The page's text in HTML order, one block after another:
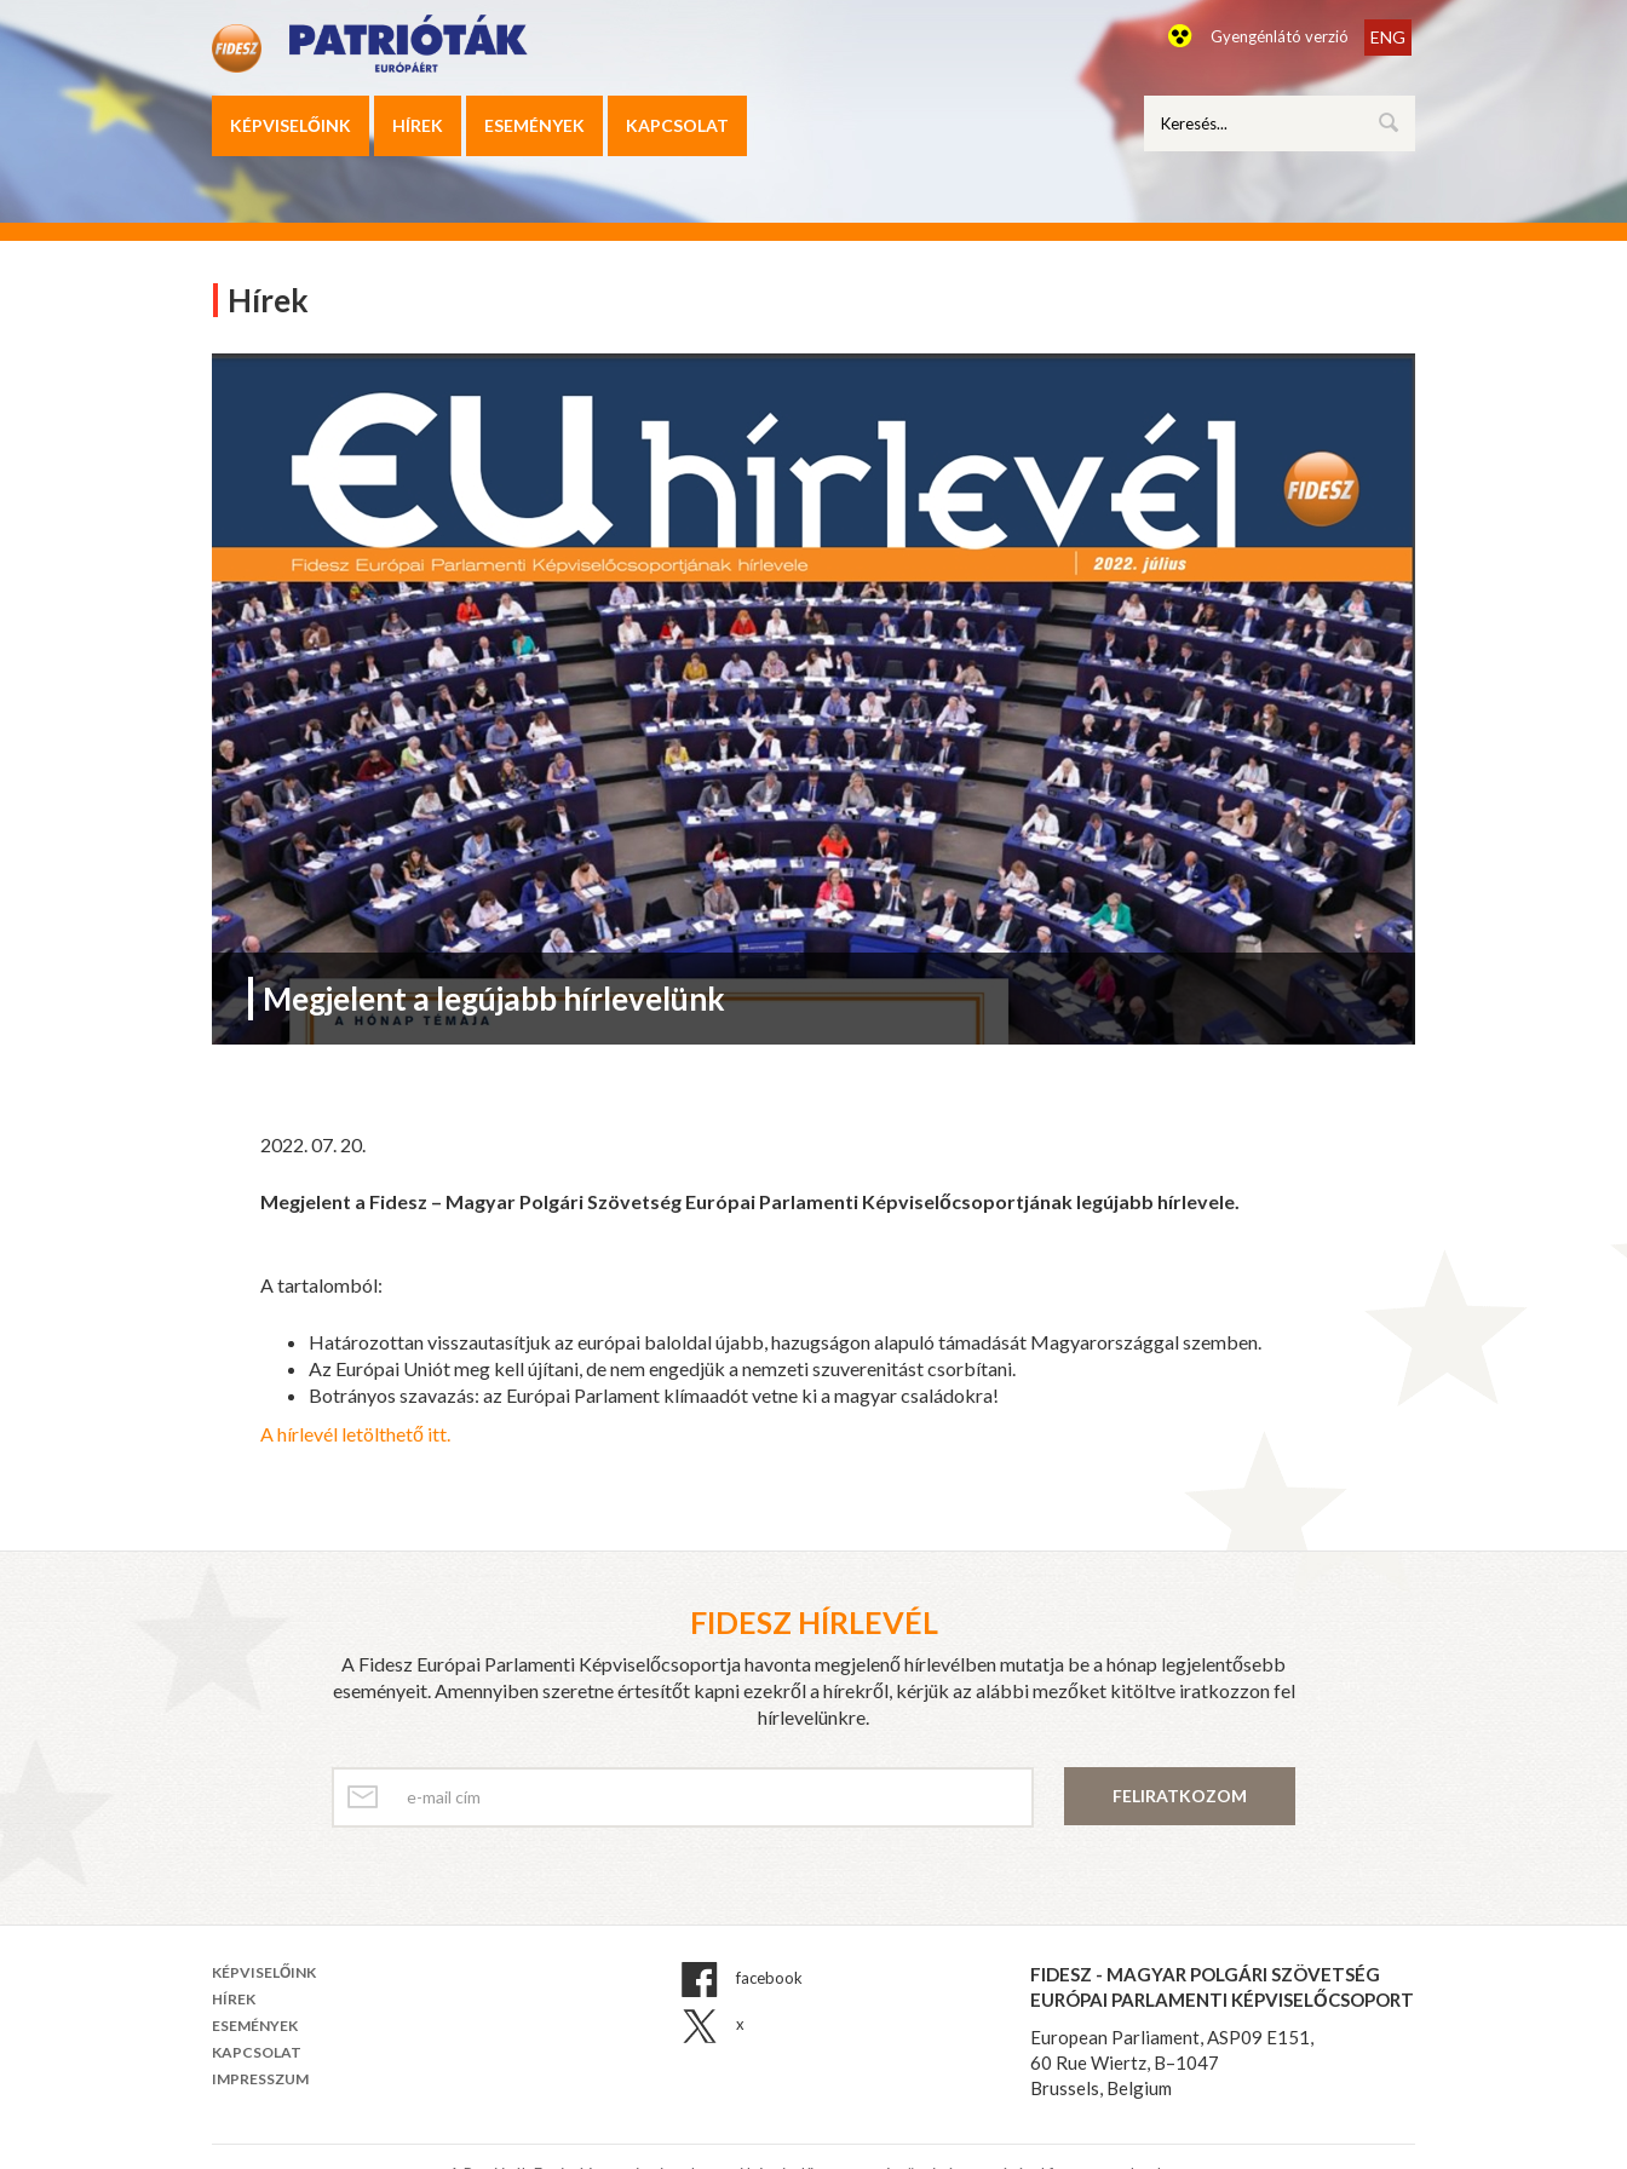
Gyengénlátó verzió ENG
KÉPVISELŐINK HÍREK ESEMÉNYEK KAPCSOLAT
Hírek
Megjelent a legújabb hírlevelünk
2022. 07. 20.
Megjelent a Fidesz – Magyar Polgári Szövetség Európai Parlamenti Képviselőcsoportjának legújabb hírlevele.
A tartalomból:
Határozottan visszautasítjuk az európai baloldal újabb, hazugságon alapuló támadását Magyarországgal szemben.
Az Európai Uniót meg kell újítani, de nem engedjük a nemzeti szuverenitást csorbítani.
Botrányos szavazás: az Európai Parlament klímaadót vetne ki a magyar családokra!
A hírlevél letölthető itt.
FIDESZ HÍRLEVÉL
A Fidesz Európai Parlamenti Képviselőcsoportja havonta megjelenő hírlevélben mutatja be a hónap legjelentősebb
eseményeit. Amennyiben szeretne értesítőt kapni ezekről a hírekről, kérjük az alábbi mezőket kitöltve iratkozzon fel
hírlevelünkre.
FELIRATKOZOM
KÉPVISELŐINK
HÍREK
ESEMÉNYEK
KAPCSOLAT
IMPRESSZUM
facebook
x
FIDESZ - MAGYAR POLGÁRI SZÖVETSÉG
EURÓPAI PARLAMENTI KÉPVISELŐCSOPORT
European Parliament, ASP09 E151,
60 Rue Wiertz, B–1047
Brussels, Belgium